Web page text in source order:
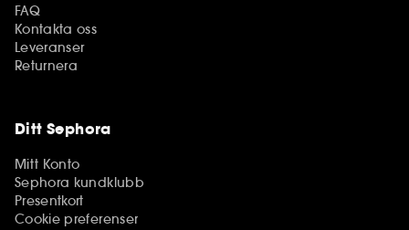
FAQ
Kontakta oss
Leveranser
Returnera
Ditt Sephora
Mitt Konto
Sephora kundklubb
Presentkort
Cookie preferenser